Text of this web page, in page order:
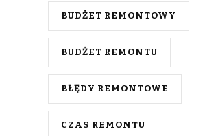
BUDŻET REMONTOWY
BUDŻET REMONTU
BŁĘDY REMONTOWE
CZAS REMONTU